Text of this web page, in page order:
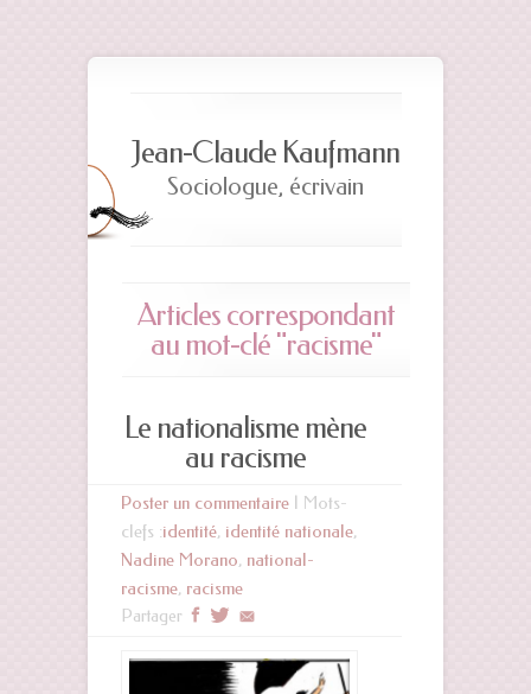
Jean-Claude Kaufmann
Sociologue, écrivain
Articles correspondant
au mot-clé "racisme"
Le nationalisme mène
au racisme
Poster un commentaire | Mots-
clefs :identité, identité nationale,
Nadine Morano, national-
racisme, racisme
Partager